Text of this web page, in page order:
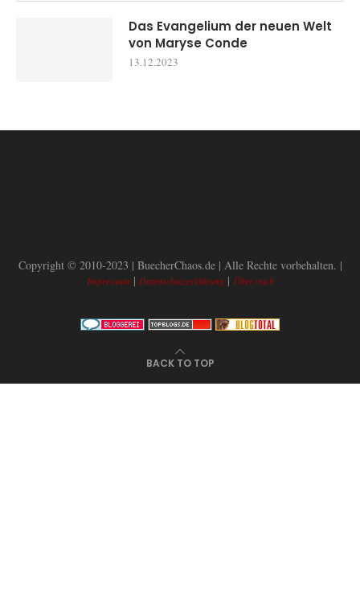
Das Evangelium der neuen Welt
von Maryse Conde
13.12.2023
Copyright © 2010-2023 | BuecherChaos.de | Alle Rechte vorbehalten. |
Impressum | Datenschutzerklärung| Über mich
BACK TO TOP